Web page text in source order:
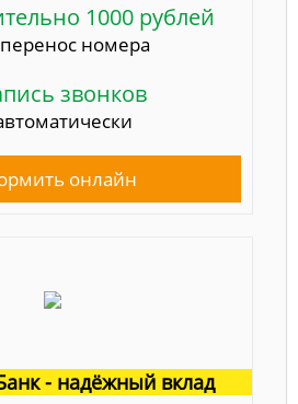
1000 рублей
номера
звонков
онлайн
- надёжный вклад